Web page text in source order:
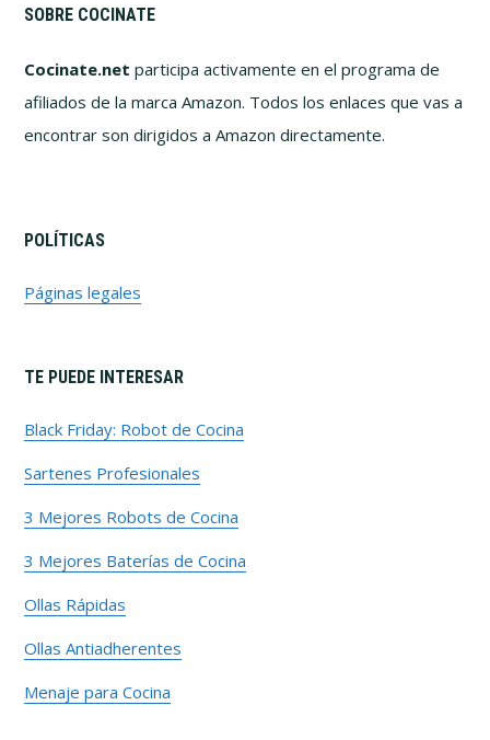
SOBRE COCINATE
Cocinate.net participa activamente en el programa de
afiliados de la marca Amazon. Todos los enlaces que vas a
encontrar son dirigidos a Amazon directamente.
POLÍTICAS
Páginas legales
TE PUEDE INTERESAR
Black Friday: Robot de Cocina
Sartenes Profesionales
3 Mejores Robots de Cocina
3 Mejores Baterías de Cocina
Ollas Rápidas
Ollas Antiadherentes
Menaje para Cocina